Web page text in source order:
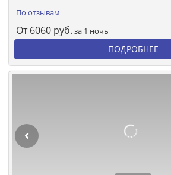
По отзывам
От 6060 руб. за 1 ночь
ПОДРОБНЕЕ